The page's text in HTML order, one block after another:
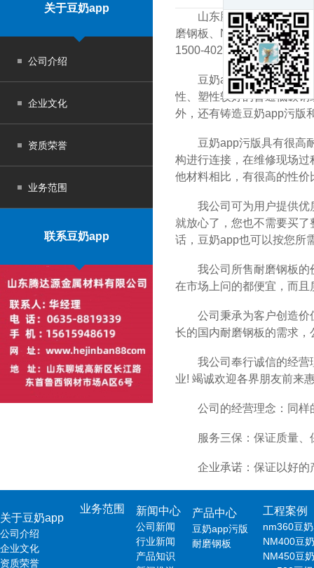
关于豆奶app
公司介绍
企业文化
资质荣誉
业务范围
联系豆奶app
山东腾达源金属材料有限公
磨钢板、NM360豆奶app
1500-4020mm，长度
豆奶app污版(Wear
性、塑性较好的普通低
外，还有铸造豆奶app污
豆奶app污版具有很高耐磨性
构进行连接，在维修现场过程
他材料相比，有很高的性
我公司可为用户提供优质
就放心了，您也不需要买
话，豆奶app也可以按您
我公司所售耐磨钢板的价
在市场上问的都便宜，而且
公司秉承为客户创造价值的
长的国内耐磨钢板的需求
我公司奉行诚信的经营理念
业! 竭诚欢迎各界朋友前来惠顾
公司的经营理念：同样的
服务三保：保证质量、保
企业承诺：保证以好的产
关于豆奶app
公司介绍
企业文化
资质荣誉
业务范围 新闻中心
公司新闻
行业新闻
产品知识
产品中心
豆奶app污版
耐磨钢板
工程案例
nm360豆
NM400豆
NM450豆